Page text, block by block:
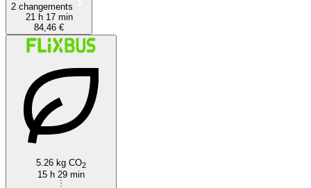
2 changements
21 h 17 min
84,46 €
5.26 kg CO2
15 h 29 min